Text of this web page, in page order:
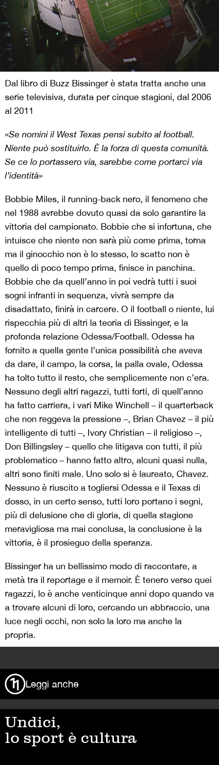
Dal libro di Buzz Bissinger è stata tratta anche una
serie televisiva, durata per cinque stagioni, dal 2006
al 2011
«Se nomini il West Texas pensi subito al football.
Niente può sostituirlo. È la forza di questa comunità.
Se ce lo portassero via, sarebbe come portarci via
l’identità»
Bobbie Miles, il running-back nero, il fenomeno che
nel 1988 avrebbe dovuto quasi da solo garantire la
vittoria del campionato. Bobbie che si infortuna, che
intuisce che niente non sarà più come prima, torna
ma il ginocchio non è lo stesso, lo scatto non è
quello di poco tempo prima, finisce in panchina.
Bobbie che da quell’anno in poi vedrà tutti i suoi
sogni infranti in sequenza, vivrà sempre da
disadattato, finirà in carcere. O il football o niente, lui
rispecchia più di altri la teoria di Bissinger, e la
profonda relazione Odessa/Football. Odessa ha
fornito a quella gente l’unica possibilità che aveva
da dare, il campo, la corsa, la palla ovale, Odessa
ha tolto tutto il resto, che semplicemente non c’era.
Nessuno degli altri ragazzi, tutti forti, di quell’anno
ha fatto carriera, i vari Mike Winchell – il quarterback
che non reggeva la pressione –, Brian Chavez – il più
intelligente di tutti –, Ivory Christian – il religioso –,
Don Billingsley – quello che litigava con tutti, il più
problematico – hanno fatto altro, alcuni quasi nulla,
altri sono finiti male. Uno solo si è laureato, Chavez.
Nessuno è riuscito a togliersi Odessa e il Texas di
dosso, in un certo senso, tutti loro portano i segni,
più di delusione che di gloria, di quella stagione
meravigliosa ma mai conclusa, la conclusione è la
vittoria, è il prosieguo della speranza.
Bissinger ha un bellissimo modo di raccontare, a
metà tra il reportage e il memoir. È tenero verso quei
ragazzi, lo è anche venticinque anni dopo quando va
a trovare alcuni di loro, cercando un abbraccio, una
luce negli occhi, non solo la loro ma anche la
propria.
Leggi anche
Undici,
lo sport è cultura